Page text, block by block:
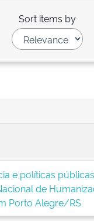
Sort items by
e políticas
de
Porto Alegre/RS